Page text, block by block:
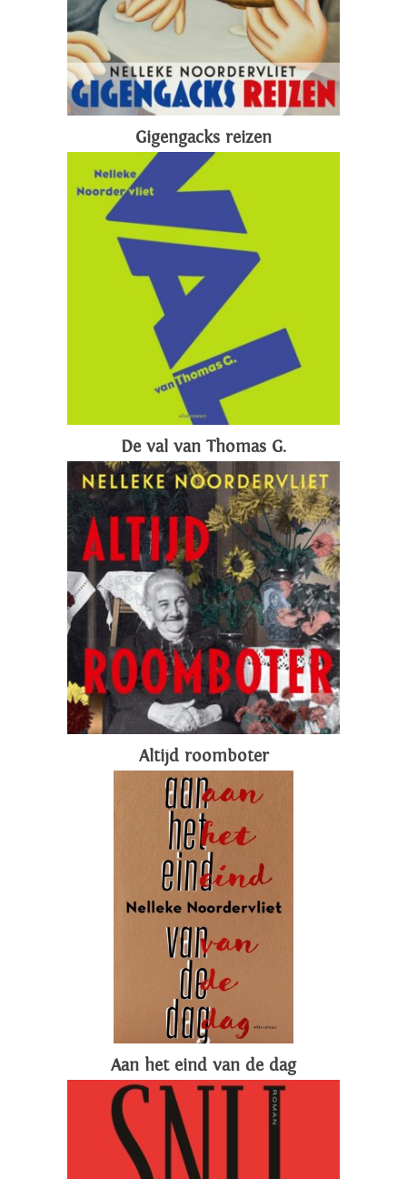
Gigengacks reizen
De val van Thomas G.
Altijd roomboter
Aan het eind van de dag